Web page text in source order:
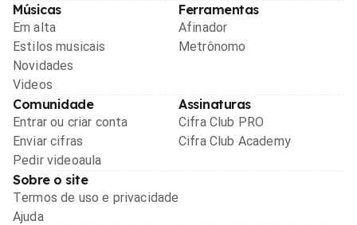
Músicas
Em alta
Estilos musicais
Novidades
Videos
Ferramentas
Afinador
Metrônomo
Comunidade
Entrar ou criar conta
Enviar cifras
Pedir videoaula
Assinaturas
Cifra Club PRO
Cifra Club Academy
Sobre o site
Termos de uso e privacidade
Ajuda